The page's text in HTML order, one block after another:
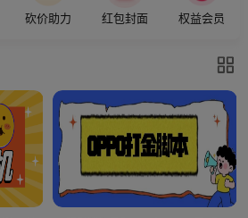
砍价助力 红包封面 权益会员
